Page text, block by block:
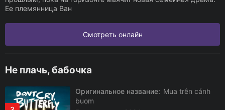
Ее племянница Ван
Смотреть онлайн
Не плачь, бабочка
Оригинальное название: Mua trên cánh
buom